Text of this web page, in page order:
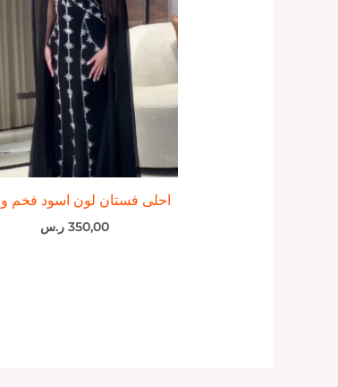
احلى فستان لون اسود فخم
350,00 ر.س